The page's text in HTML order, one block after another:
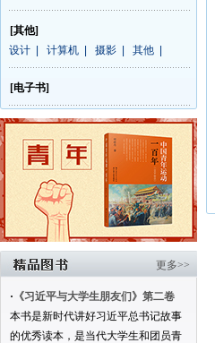
[其他]
设计
计算机 摄影 其他
[电子书]
更多>>
· 《习近平与大学生朋友们》第二卷
本书是新时代讲好习近平总书记故事
的优秀读本，是当代大学生和团员青